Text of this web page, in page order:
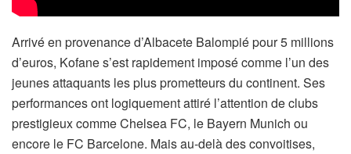
Arrivé en provenance d’Albacete Balompié pour 5 millions
d’euros, Kofane s’est rapidement imposé comme l’un des
jeunes attaquants les plus prometteurs du continent. Ses
performances ont logiquement attiré l’attention de clubs
prestigieux comme Chelsea FC, le Bayern Munich ou
encore le FC Barcelone. Mais au-delà des convoitises,